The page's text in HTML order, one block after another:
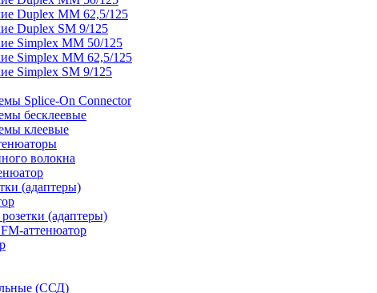
Duplex MM 62,5/125
Duplex SM 9/125
Simplex MM 50/125
Simplex MM 62,5/125
Simplex SM 9/125
Splice-On Connector
бесклеевые
клеевые
волокна
(адаптеры)
(адаптеры)
аттенюатор
(ССД)